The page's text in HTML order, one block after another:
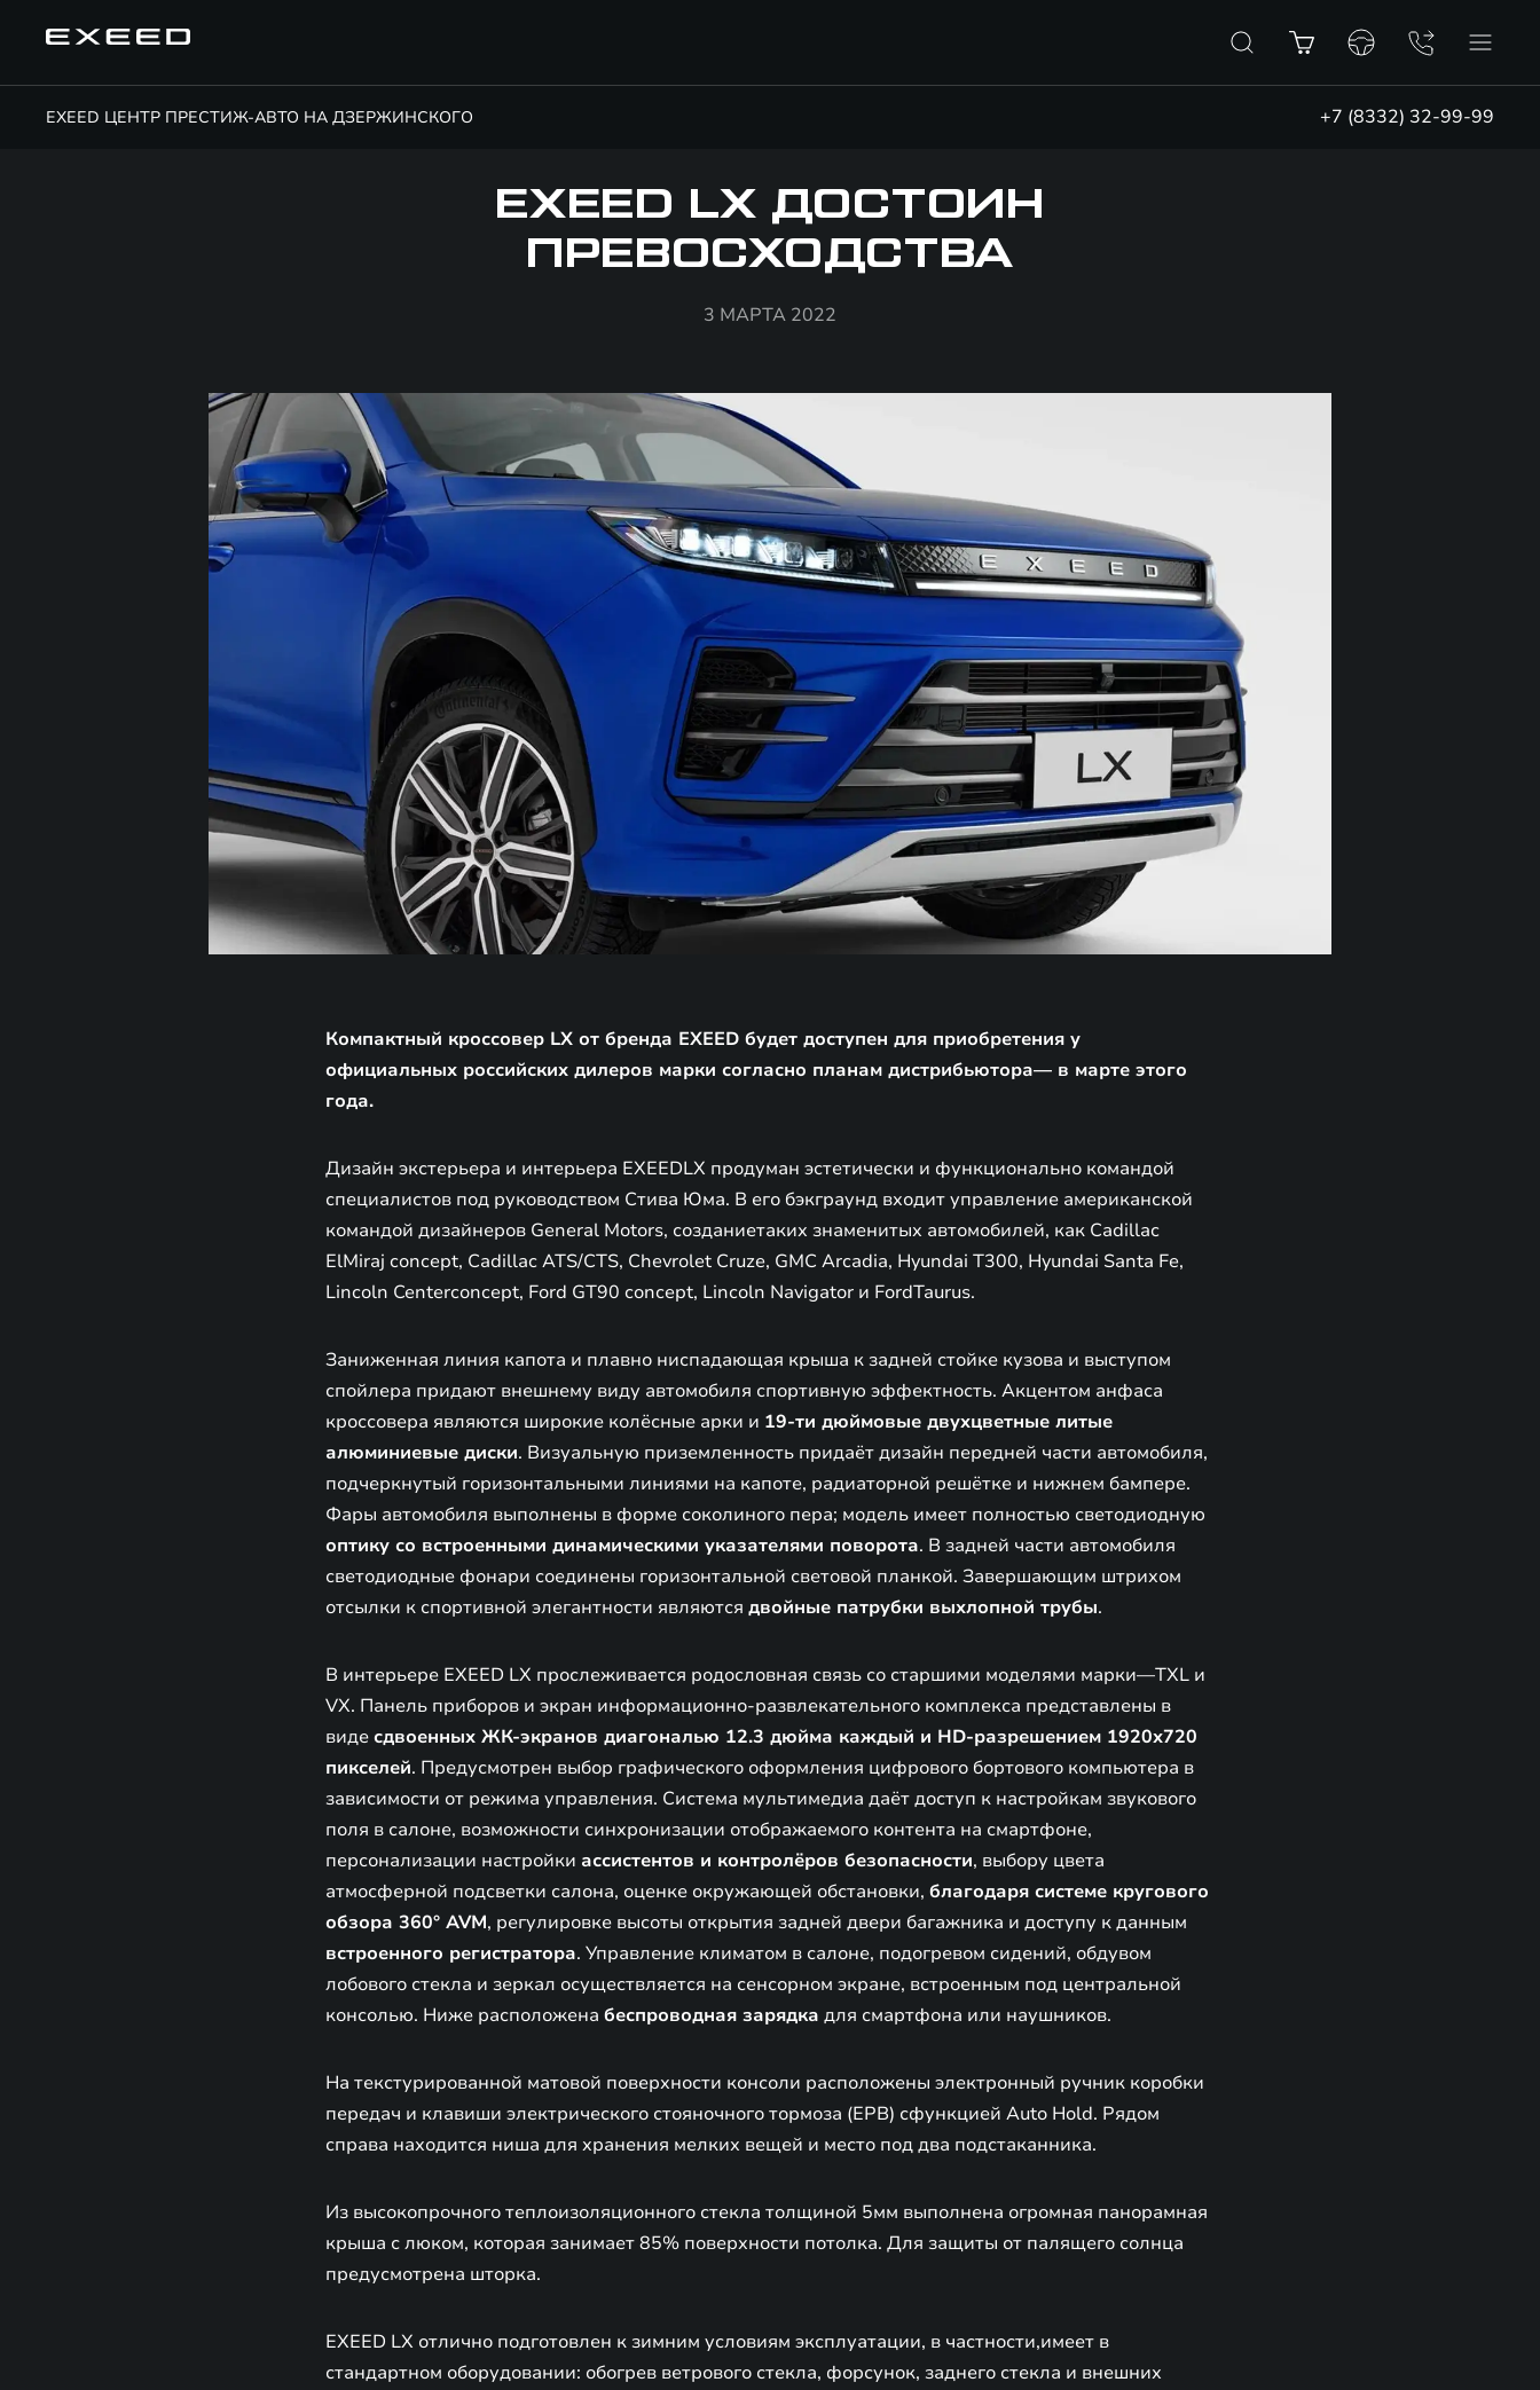
EXEED ЦЕНТР ПРЕСТИЖ-АВТО НА ДЗЕРЖИНСКОГО +7 (8332) 32-99-99
EXEED LX ДОСТОИН
ПРЕВОСХОДСТВА
3 МАРТА 2022
Компактный кроссовер LX от бренда EXEED будет доступен для приобретения у
официальных российских дилеров марки согласно планам дистрибьютора— в марте этого
года.
Дизайн экстерьера и интерьера EXEEDLX продуман эстетически и функционально командой
специалистов под руководством Стива Юма. В его бэкграунд входит управление американской
командой дизайнеров General Motors, созданиетаких знаменитых автомобилей, как Cadillac
ElMiraj concept, Cadillac ATS/CTS, Chevrolet Cruze, GMC Arcadia, Hyundai T300, Hyundai Santa Fe,
Lincoln Centerconcept, Ford GT90 concept, Lincoln Navigator и FordTaurus.
Заниженная линия капота и плавно ниспадающая крыша к задней стойке кузова и выступом
спойлера придают внешнему виду автомобиля спортивную эффектность. Акцентом анфаса
кроссовера являются широкие колёсные арки и 19-ти дюймовые двухцветные литые
алюминиевые диски. Визуальную приземленность придаёт дизайн передней части автомобиля,
подчеркнутый горизонтальными линиями на капоте, радиаторной решётке и нижнем бампере.
Фары автомобиля выполнены в форме соколиного пера; модель имеет полностью светодиодную
оптику со встроенными динамическими указателями поворота. В задней части автомобиля
светодиодные фонари соединены горизонтальной световой планкой. Завершающим штрихом
отсылки к спортивной элегантности являются двойные патрубки выхлопной трубы.
В интерьере EXEED LX прослеживается родословная связь со старшими моделями марки—TXL и
VX. Панель приборов и экран информационно-развлекательного комплекса представлены в
видесдвоенных ЖК-экранов диагональю 12.3 дюйма каждый и HD-разрешением 1920х720
пикселей. Предусмотрен выбор графического оформления цифрового бортового компьютера в
зависимости от режима управления. Система мультимедиа даёт доступ к настройкам звукового
поля в салоне, возможности синхронизации отображаемого контента на смартфоне,
персонализации настройки ассистентов и контролёров безопасности, выбору цвета
атмосферной подсветки салона, оценке окружающей обстановки, благодаря системе кругового
обзора 360° AVM, регулировке высоты открытия задней двери багажника и доступу к данным
встроенного регистратора. Управление климатом в салоне, подогревом сидений, обдувом
лобового стекла и зеркал осуществляется на сенсорном экране, встроенным под центральной
консолью. Ниже расположена беспроводная зарядка для смартфона или наушников.
На текстурированной матовой поверхности консоли расположены электронный ручник коробки
передач и клавиши электрического стояночного тормоза (EPB) сфункцией Auto Hold. Рядом
справа находится ниша для хранения мелких вещей и место под два подстаканника.
Из высокопрочного теплоизоляционного стекла толщиной 5мм выполнена огромная панорамная
крыша с люком, которая занимает 85% поверхности потолка. Для защиты от палящего солнца
предусмотрена шторка.
EXEED LX отлично подготовлен к зимним условиям эксплуатации, в частности,имеет в
стандартном оборудовании: обогрев ветрового стекла, форсунок, заднего стекла и внешних